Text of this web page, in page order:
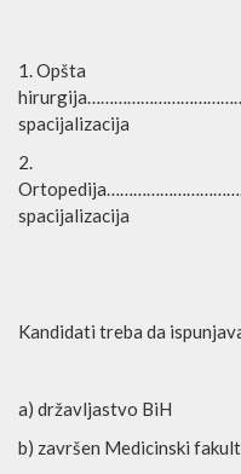
1. Opšta
spacijalizacija
2.
spacijalizacija
Kandidati treba da
a) državljastvo BiH
b) završen Medicinski